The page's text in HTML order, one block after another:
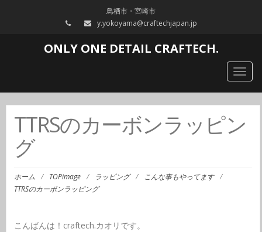
鳥栖市・宮崎市
y.yokoyama@craftechjapan.jp
ONLY ONE DETAIL CRAFTECH.
TTRSのカーボンラッピン
グ
ホーム / TOPimage / ラッピング / こんな事もやってます /
TTRSのカーボンラッピング
こんばんは！craftech.カオリです。